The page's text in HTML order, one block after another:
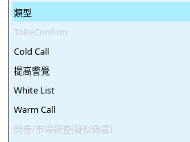
類型
ToBeConfirm
Cold Call
提高警覺
White List
Warm Call
問卷/市場調查(疑似偽冒)